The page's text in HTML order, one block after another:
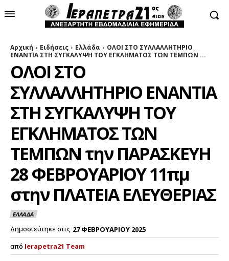
Αρχική Ειδήσεις Ελλάδα
ΟΛΟΙ ΣΤΟ ΣΥΛΛΑΛΛΗΤΗΡΙΟ
ΕΝΑΝΤΙΑ ΣΤΗ ΣΥΓΚΑΛΥΨΗ ΤΟΥ ΕΓΚΛΗΜΑΤΟΣ ΤΩΝ ΤΕΜΠΩΝ ...
ΟΛΟΙ ΣΤΟ
ΣΥΛΛΑΛΛΗΤΗΡΙΟ ΕΝΑΝΤΙΑ
ΣΤΗ ΣΥΓΚΑΛΥΨΗ ΤΟΥ
ΕΓΚΛΗΜΑΤΟΣ ΤΩΝ
ΤΕΜΠΩΝ την ΠΑΡΑΣΚΕΥΗ
28 ΦΕΒΡΟΥΑΡΙΟΥ 11πμ
στην ΠΛΑΤΕΙΑ ΕΛΕΥΘΕΡΙΑΣ
ΕΛΛΑΔΑ
Δημοσιεύτηκε στις 27 ΦΕΒΡΟΥΑΡΙΟΥ 2025
από Ierapetra21 Team